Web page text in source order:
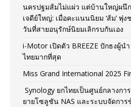
นครปฐมส้มไม่แผ่ว แต่บ้านใหญ่ผนึก
เจดีย์ใหญ่: เมื่อคะแนนนิยม ‘ส้ม’ พุ่
วันที่สายอนุรักษ์นิยมเลิกรบกันเอง
i-Motor เปิดตัว BREEZE ปักธงผู้น
ไทยมากที่สุด
Miss Grand International 2025
Synology ยกไทยเป็นศูนย์กลางกา
ยายโซลูชัน NAS และระบบจัดกา